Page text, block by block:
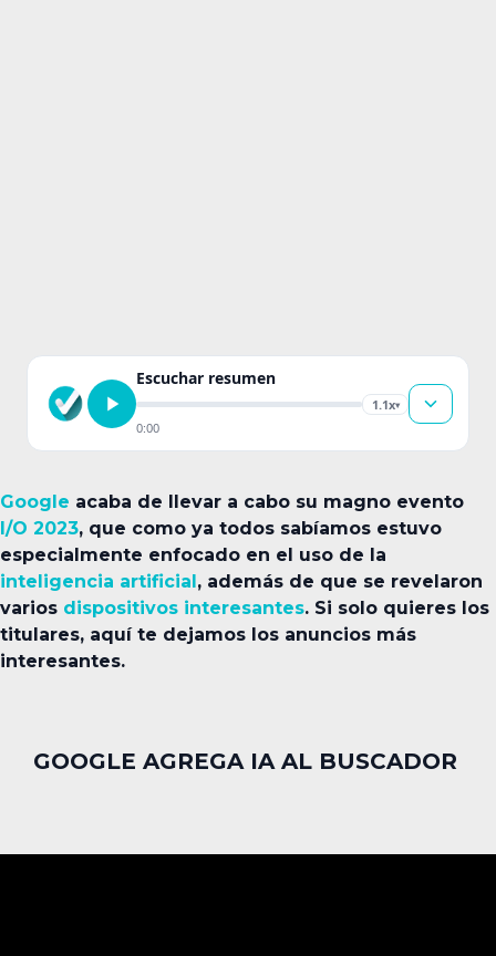
Escuchar resumen
1.1x▾
0:00
Google acaba de llevar a cabo su magno evento
I/O 2023, que como ya todos sabíamos estuvo
especialmente enfocado en el uso de la
inteligencia artificial, además de que se revelaron
varios dispositivos interesantes. Si solo quieres los
titulares, aquí te dejamos los anuncios más
interesantes.
GOOGLE AGREGA IA AL BUSCADOR